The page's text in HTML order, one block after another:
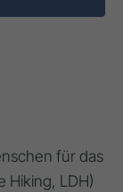
für das
Hiking, LDH)